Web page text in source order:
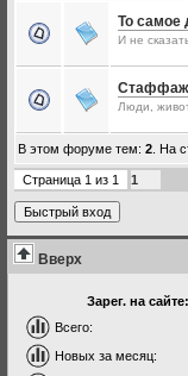
То самое
И не
Стаффаж
Люди,
В этом форуме тем: 2 . На
Страница 1 из 1 1
Вверх
Зарег. на сайте:
Всего:
Новых за месяц: